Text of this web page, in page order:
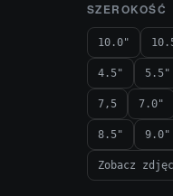
SZEROKOŚĆ
10.0"
4.5" 5.5"
7,5 7.0"
8.5" 9.0"
Zobacz